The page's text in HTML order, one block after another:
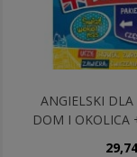
ANGIELSKI DLA
DOM I OKOLICA